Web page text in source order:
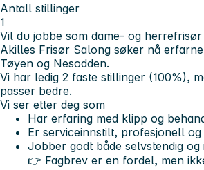
Antall stillinger
1
Vil du jobbe som dame- og
Akilles Frisør Salong søker nå
Tøyen og Nesodden.
Vi har ledig 2 faste stillinger (100%),
passer bedre.
Vi ser etter deg som
Har erfaring med klipp og
Er serviceinnstilt, profesjonell og
Jobber godt både selvstendig og
👉 Fagbrev er en fordel, men